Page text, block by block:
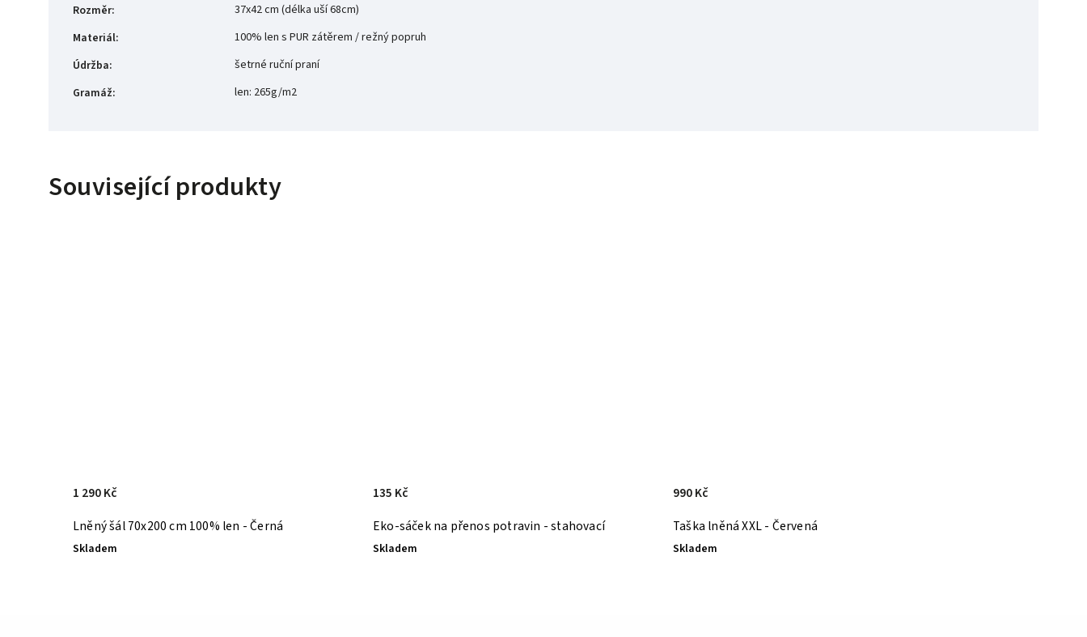
Rozměr:
37x42 cm (délka uší 68cm)
Materiál:
100% len s PUR zátěrem / režný popruh
Údržba:
šetrné ruční praní
Gramáž: len: 265g/m2
Související produkty
Lněný šál 70x200 cm 100% len - Černá
Skladem
1 290 Kč
Eko-sáček na přenos potravin - stahovací
Skladem
135 Kč
Taška lněná XXL - Červená
Skladem
990 Kč